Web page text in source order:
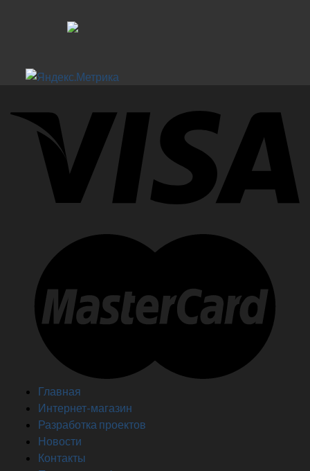
Главная
Интернет-магазин
Разработка проектов
Новости
Контакты